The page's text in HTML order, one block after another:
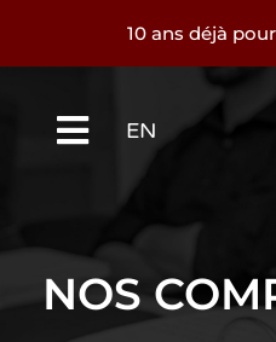
10 ans déjà
EN
NOS